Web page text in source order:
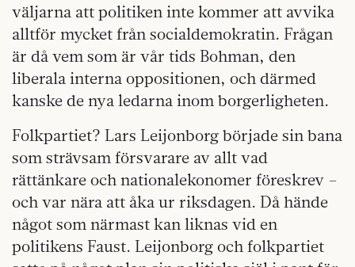
väljarna att politiken inte kommer att avvika
alltför mycket från socialdemokratin. Frågan
är då vem som är vår tids Bohman, den
liberala interna oppositionen, och därmed
kanske de nya ledarna inom borgerligheten.
Folkpartiet? Lars Leijonborg började sin bana
som strävsam försvarare av allt vad
rättänkare och nationalekonomer föreskrev –
och var nära att åka ur riksdagen. Då hände
något som närmast kan liknas vid en
politikens Faust. Leijonborg och folkpartiet